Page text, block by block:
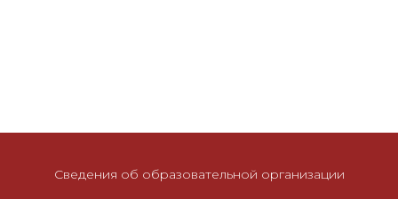
Сведения об образовательной организации